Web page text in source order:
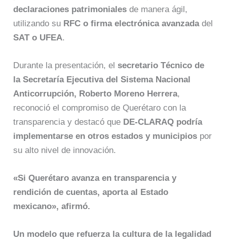
declaraciones patrimoniales de manera ágil,
utilizando su RFC o firma electrónica avanzadadel
SAT o UFEA.
Durante la presentación, elsecretario Técnico de
la Secretaría Ejecutiva del Sistema Nacional
Anticorrupción, Roberto Moreno Herrera,
reconoció el compromiso de Querétaro con la
transparencia y destacó que DE-CLARAQ podría
implementarse en otros estados y municipios por
su alto nivel de innovación.
«Si Querétaro avanza en transparencia y
rendición de cuentas, aporta al Estado
mexicano», afirmó.
Un modelo que refuerza la cultura de la legalidad